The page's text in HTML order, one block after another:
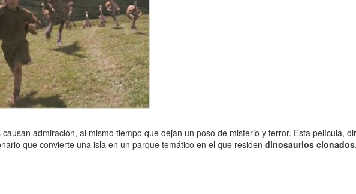
admiración, al mismo tiempo que dejan un poso de misterio y terror. Esta película,
que convierte una isla en un parque temático en el que residen dinosaurios clonados